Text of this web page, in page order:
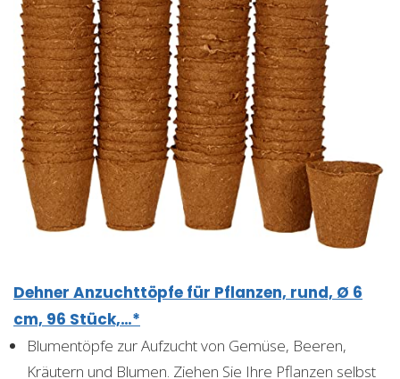
Dehner Anzuchttöpfe für Pflanzen, rund, Ø 6
cm, 96 Stück,…*
Blumentöpfe zur Aufzucht von Gemüse, Beeren,
Kräutern und Blumen. Ziehen Sie Ihre Pflanzen selbst